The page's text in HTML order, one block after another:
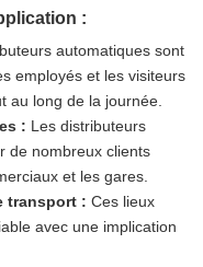
:
automatiques sont
employés et les visiteurs
au long de la journée.
: Les distributeurs
de nombreux clients
et les gares.
transport : Ces lieux
avec une implication